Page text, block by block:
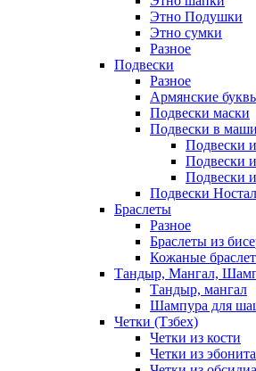
Этно Подушки
Этно сумки
Разное
Подвески
Разное
Армянские
Подвески маски
Подвески в
Подвески
Подвески
Подвески
Подвески
Браслеты
Разное
Браслеты из
Кожаные
Тандыр, Мангал,
Тандыр, мангал
Шампура для
Четки (Тзбех)
Четки из кости
Четки из эбонита